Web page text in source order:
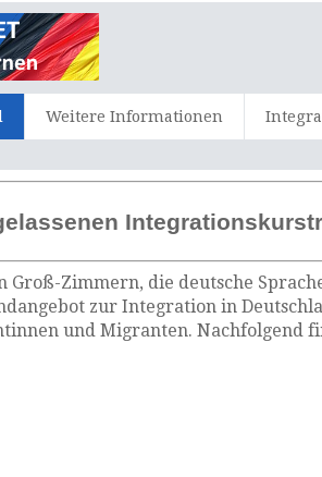
Weitere Informationen
Zimmern, die deutsche
zur Integration in
und Migranten. Nachfolgend